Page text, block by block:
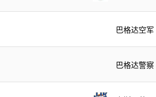
巴格达空军
巴格达警察